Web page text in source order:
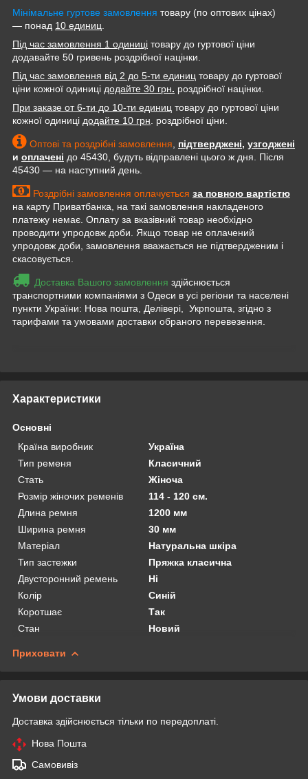
Мінімальне гуртове замовлення товару (по оптових цінах)
— понад 10 единиц
Під час замовлення 1 одиниці товару до гуртової ціни
додавайте 50 гривень роздрібної націнки.
Під час замовлення від 2 до 5-ти единиц товару до гуртової
ціни кожної одиниці додайте 30 грн. роздрібної націнки.
При заказе от 6-ти до 10-ти единиц товару до гуртової ціни
кожної одиниці додайте 10 грн . роздрібної ціни.
Оптові та роздрібні замовлення підтверджені, узгоджені
и оплачені до 45430, будуть відправлені цього ж дня. Після
45430 — на наступний день.
Роздрібні замовлення оплачується за повною вартістю
на карту Приватбанка, на такі замовлення накладеного
платежу немає. Оплату за вказівний товар необхідно
проводити упродовж доби. Якщо товар не оплачений
упродовж доби, замовлення вважається не підтвердженим і
скасовується.
Доставка Вашого замовлення здійснюється
транспортними компаніями з Одеси в усі регіони та населені
пункти України: Нова пошта, Делівері, Укрпошта, згідно з
тарифами та умовами доставки обраного перевезення.
Характеристики
Основні
Країна виробник
Україна
Тип ременя
Класичний
Стать
Жіноча
Розмір жіночих ременів
114 - 120 см.
Длина ремня
1200 мм
Ширина ремня
30 мм
Матеріал
Натуральна шкіра
Тип застежки
Пряжка класична
Двусторонний ремень
Ні
Колір
Синій
Коротшає
Так
Стан
Новий
Приховати
Умови доставки
Доставка здійснюється тільки по передоплаті.
Нова Пошта
Самовивіз